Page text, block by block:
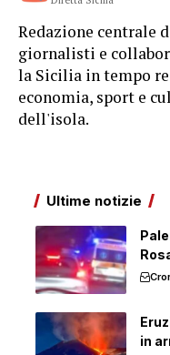
Redazione centrale
giornalisti e
la Sicilia in tempo
economia, sport e
dell'isola.
Ultime notizie
in